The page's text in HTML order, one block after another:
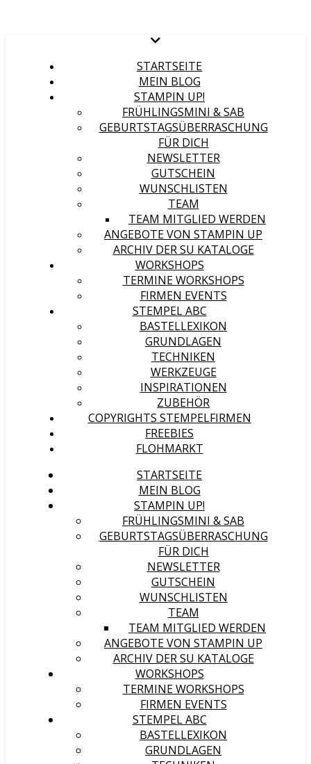
STARTSEITE
MEIN BLOG
STAMPIN UP!
FRÜHLINGSMINI & SAB
GEBURTSTAGSÜBERRASCHUNG
FÜR DICH
NEWSLETTER
GUTSCHEIN
WUNSCHLISTEN
TEAM
TEAM MITGLIED WERDEN
ANGEBOTE VON STAMPIN UP
ARCHIV DER SU KATALOGE
WORKSHOPS
TERMINE WORKSHOPS
FIRMEN EVENTS
STEMPEL ABC
BASTELLEXIKON
GRUNDLAGEN
TECHNIKEN
WERKZEUGE
INSPIRATIONEN
ZUBEHÖR
COPYRIGHTS STEMPELFIRMEN
FREEBIES
FLOHMARKT
STARTSEITE
MEIN BLOG
STAMPIN UP!
FRÜHLINGSMINI & SAB
GEBURTSTAGSÜBERRASCHUNG
FÜR DICH
NEWSLETTER
GUTSCHEIN
WUNSCHLISTEN
TEAM
TEAM MITGLIED WERDEN
ANGEBOTE VON STAMPIN UP
ARCHIV DER SU KATALOGE
WORKSHOPS
TERMINE WORKSHOPS
FIRMEN EVENTS
STEMPEL ABC
BASTELLEXIKON
GRUNDLAGEN